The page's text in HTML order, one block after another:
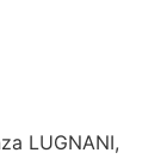
LUGNANI,